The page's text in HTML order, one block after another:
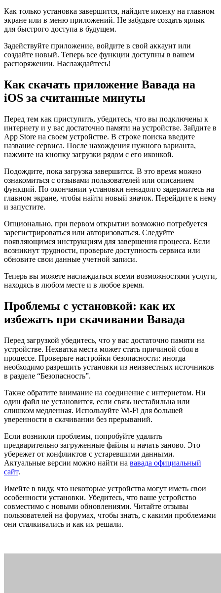
Как только установка завершится, найдите иконку на главном
экране или в меню приложений. Не забудьте создать ярлык
для быстрого доступа в будущем.
Задействуйте приложение, войдите в свой аккаунт или
создайте новый. Теперь все функции доступны в вашем
распоряжении. Наслаждайтесь!
Как скачать приложение Вавада на
iOS за считанные минуты
Перед тем как приступить, убедитесь, что вы подключены к
интернету и у вас достаточно памяти на устройстве. Зайдите в
App Store на своем устройстве. В строке поиска введите
название сервиса. После нахождения нужного варианта,
нажмите на кнопку загрузки рядом с его иконкой.
Подождите, пока загрузка завершится. В это время можно
ознакомиться с отзывами пользователей или описанием
функций. По окончании установки ненадолго задержитесь на
главном экране, чтобы найти новый значок. Перейдите к нему
и запустите.
Опционально, при первом открытии возможно потребуется
зарегистрироваться или авторизоваться. Следуйте
появляющимся инструкциям для завершения процесса. Если
возникнут трудности, проверьте доступность сервиса или
обновите свои данные учетной записи.
Теперь вы можете наслаждаться всеми возможностями услуги,
находясь в любом месте и в любое время.
Проблемы с установкой: как их
избежать при скачивании Вавада
Перед загрузкой убедитесь, что у вас достаточно памяти на
устройстве. Нехватка места может стать причиной сбоя в
процессе. Проверьте настройки безопасности: иногда
необходимо разрешить установки из неизвестных источников
в разделе “Безопасность”.
Также обратите внимание на соединение с интернетом. Ни
один файл не установится, если связь нестабильна или
слишком медленная. Используйте Wi-Fi для большей
уверенности в скачивании без прерываний.
Если возникли проблемы, попробуйте удалить
предварительно загруженные файлы и начать заново. Это
убережет от конфликтов с устаревшими данными.
Актуальные версии можно найти на вавада официальный
сайт.
Имейте в виду, что некоторые устройства могут иметь свои
особенности установки. Убедитесь, что ваше устройство
совместимо с новыми обновлениями. Читайте отзывы
пользователей на форумах, чтобы знать, с какими проблемами
они сталкивались и как их решали.